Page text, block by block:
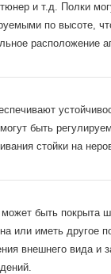
и т.д. Полки
по высоте,
могут быть
стойки на
может быть покрыта
или иметь другое
внешнего вида и